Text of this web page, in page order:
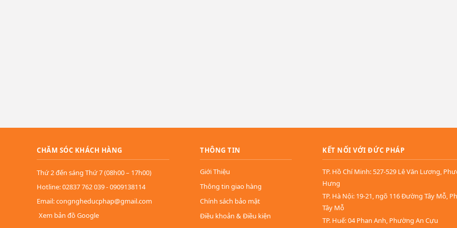
CHĂM SÓC KHÁCH HÀNG
Thứ 2 đến sáng Thứ 7 (08h00 – 17h00)
Hotline: 02837 762 039 - 0909138114
Email: congngheducphap@gmail.com
Xem bản đồ Google
THÔNG TIN
Giới Thiệu
Thông tin giao hàng
Chính sách bảo mật
Điều khoản & Điều kiện
KẾT NỐI VỚI ĐỨC PHÁP
TP. Hồ Chí Minh: 527-529 Lê Văn Lương,
Hưng
TP. Hà Nội: 19-21, ngõ 116 Đường Tây Mỗ,
Tây Mỗ
TP. Huế: 04 Phan Anh, Phường An Cựu